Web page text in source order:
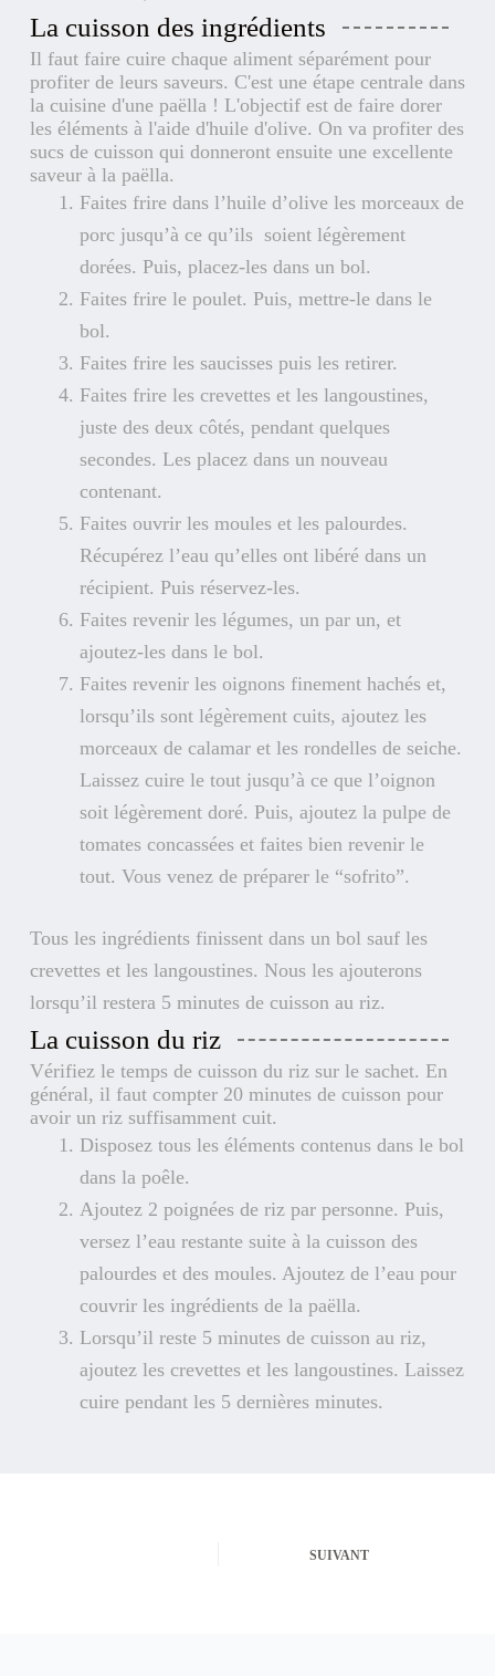
La cuisson des ingrédients
Il faut faire cuire chaque aliment séparément pour
profiter de leurs saveurs. C'est une étape centrale dans
la cuisine d'une paëlla ! L'objectif est de faire dorer
les éléments à l'aide d'huile d'olive. On va profiter des
sucs de cuisson qui donneront ensuite une excellente
saveur à la paëlla.
Faites frire dans l’huile d’olive les morceaux de
porc jusqu’à ce qu’ils soient légèrement
dorées. Puis, placez-les dans un bol.
Faites frire le poulet. Puis, mettre-le dans le
bol.
Faites frire les saucisses puis les retirer.
Faites frire les crevettes et les langoustines,
juste des deux côtés, pendant quelques
secondes. Les placez dans un nouveau
contenant.
Faites ouvrir les moules et les palourdes.
Récupérez l’eau qu’elles ont libéré dans un
récipient. Puis réservez-les.
Faites revenir les légumes, un par un, et
ajoutez-les dans le bol.
Faites revenir les oignons finement hachés et,
lorsqu’ils sont légèrement cuits, ajoutez les
morceaux de calamar et les rondelles de seiche.
Laissez cuire le tout jusqu’à ce que l’oignon
soit légèrement doré. Puis, ajoutez la pulpe de
tomates concassées et faites bien revenir le
tout. Vous venez de préparer le “sofrito”.
Tous les ingrédients finissent dans un bol sauf les
crevettes et les langoustines. Nous les ajouterons
lorsqu’il restera 5 minutes de cuisson au riz.
La cuisson du riz
Vérifiez le temps de cuisson du riz sur le sachet. En
général, il faut compter 20 minutes de cuisson pour
avoir un riz suffisamment cuit.
Disposez tous les éléments contenus dans le bol
dans la poêle.
Ajoutez 2 poignées de riz par personne. Puis,
versez l’eau restante suite à la cuisson des
palourdes et des moules. Ajoutez de l’eau pour
couvrir les ingrédients de la paëlla.
Lorsqu’il reste 5 minutes de cuisson au riz,
ajoutez les crevettes et les langoustines. Laissez
cuire pendant les 5 dernières minutes.
SUIVANT